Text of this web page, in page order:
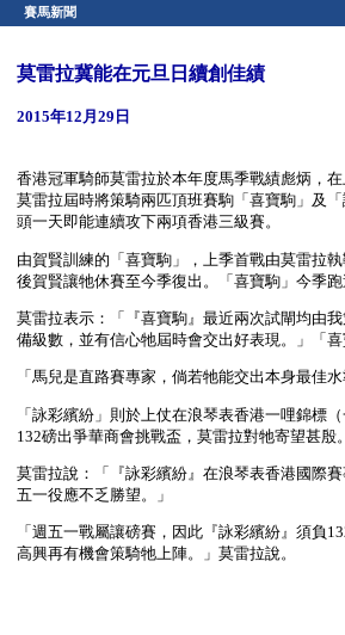
賽馬新聞
莫雷拉冀能在元旦日續創佳績
2015年12月29日
香港冠軍騎師莫雷拉於本年度馬季戰績彪炳，
莫雷拉屆時將策騎兩匹頂班賽駒「喜寶駒」及
頭一天即能連續攻下兩項香港三級賽。
由賀賢訓練的「喜寶駒」，上季首戰由莫雷拉
後賀賢讓牠休賽至今季復出。「喜寶駒」今季
莫雷拉表示：「『喜寶駒』最近兩次試閘均由
備級數，並有信心牠屆時會交出好表現。」「
「馬兒是直路賽專家，倘若牠能交出本身最佳
「詠彩繽紛」則於上仗在浪琴表香港一哩錦標
132磅出爭華商會挑戰盃，莫雷拉對牠寄望甚殷。
莫雷拉說：「『詠彩繽紛』在浪琴表香港國際
五一役應不乏勝望。」
「週五一戰屬讓磅賽，因此『詠彩繽紛』須負
高興再有機會策騎牠上陣。」莫雷拉說。